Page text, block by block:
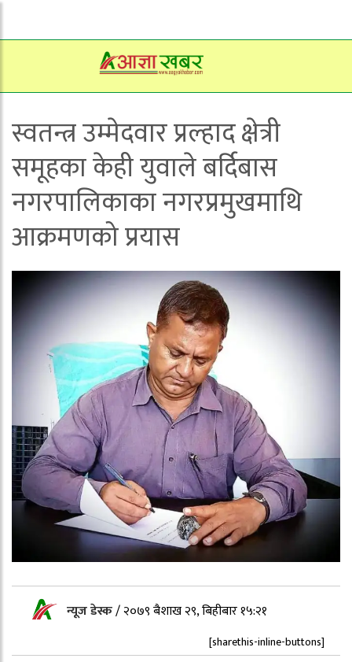
स्वतन्त्र उम्मेदवार प्रल्हाद क्षेत्री
समूहका केही युवाले बर्दिबास
नगरपालिकाका नगरप्रमुखमाथि
आक्रमणको प्रयास
न्यूज डेस्क/२०७९ बैशाख २९, बिहीबार १५:२१
[sharethis-inline-buttons]